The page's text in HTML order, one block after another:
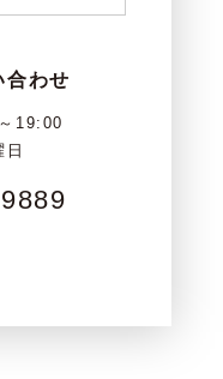
合わせ
19:00
日